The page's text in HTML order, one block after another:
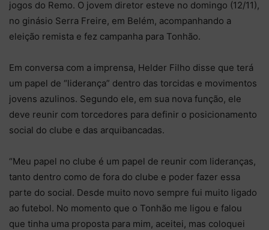
jogos do Remo. O jovem diretor esteve no domingo (12/11),
no ginásio Serra Freire, em Belém, acompanhando a
eleição remista e fez campanha para Tonhão.
Em conversa com a imprensa, Helder Filho disse que terá
um papel de “liderança” dentro das torcidas e movimentos
jovens azulinos. Segundo ele, em sua nova função, ele
deve reunir com torcedores para definir o posicionamento
social do clube e das arquibancadas.
“Meu papel no clube é um papel de reunir com lideranças,
tanto dentro como de fora do clube e poder fazer essa
parte do social. Desde muito novo sempre fui muito ligado
ao futebol. No momento que o Tonhão me ligou e falou
que tinha uma proposta para mim, aceitei, mas coloquei